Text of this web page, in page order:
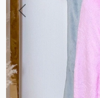
Previous